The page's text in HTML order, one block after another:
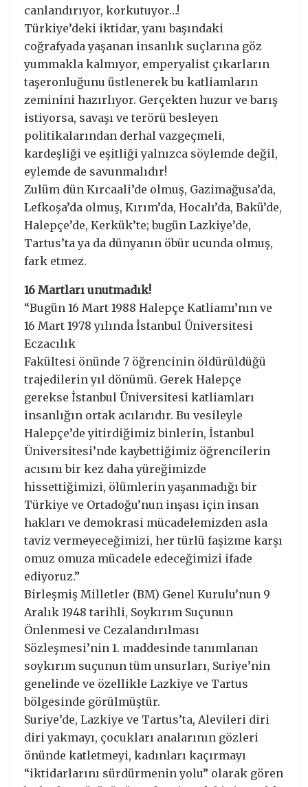
canlandırıyor, korkutuyor…!
Türkiye’deki iktidar, yanı başındaki
coğrafyada yaşanan insanlık suçlarına göz
yummakla kalmıyor, emperyalist çıkarların
taşeronluğunu üstlenerek bu katliamların
zeminini hazırlıyor. Gerçekten huzur ve barış
istiyorsa, savaşı ve terörü besleyen
politikalarından derhal vazgeçmeli,
kardeşliği ve eşitliği yalnızca söylemde değil,
eylemde de savunmalıdır!
Zulüm dün Kırcaali’de olmuş, Gazimağusa’da,
Lefkoşa’da olmuş, Kırım’da, Hocalı’da, Bakü’de,
Halepçe’de, Kerkük’te; bugün Lazkiye’de,
Tartus’ta ya da dünyanın öbür ucunda olmuş,
fark etmez.
16 Martları unutmadık!
“Bugün 16 Mart 1988 Halepçe Katliamı’nın ve
16 Mart 1978 yılında İstanbul Üniversitesi
Eczacılık
Fakültesi önünde 7 öğrencinin öldürüldüğü
trajedilerin yıl dönümü. Gerek Halepçe
gerekse İstanbul Üniversitesi katliamları
insanlığın ortak acılarıdır. Bu vesileyle
Halepçe’de yitirdiğimiz binlerin, İstanbul
Üniversitesi’nde kaybettiğimiz öğrencilerin
acısını bir kez daha yüreğimizde
hissettiğimizi, ölümlerin yaşanmadığı bir
Türkiye ve Ortadoğu’nun inşası için insan
hakları ve demokrasi mücadelemizden asla
taviz vermeyeceğimizi, her türlü faşizme karşı
omuz omuza mücadele edeceğimizi ifade
ediyoruz.”
Birleşmiş Milletler (BM) Genel Kurulu’nun 9
Aralık 1948 tarihli, Soykırım Suçunun
Önlenmesi ve Cezalandırılması
Sözleşmesi’nin 1. maddesinde tanımlanan
soykırım suçunun tüm unsurları, Suriye’nin
genelinde ve özellikle Lazkiye ve Tartus
bölgesinde görülmüştür.
Suriye’de, Lazkiye ve Tartus’ta, Alevileri diri
diri yakmayı, çocukları analarının gözleri
önünde katletmeyi, kadınları kaçırmayı
“iktidarlarını sürdürmenin yolu” olarak gören